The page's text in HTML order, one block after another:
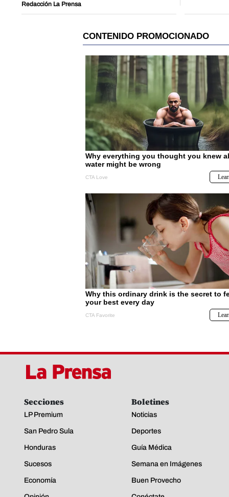
Redacción La Prensa
Secciones
LP Premium
San Pedro Sula
Honduras
Sucesos
Economía
Boletines
Noticias
Deportes
Guía Médica
Semana en Imágenes
Buen Provecho